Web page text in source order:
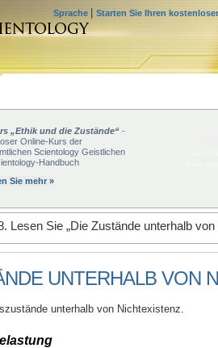
Sprache Starten Sie Ihren
„Ethik und die Zustände“ -
Online-Kurs der
Scientology Geistlichen
Handbuch
Sie mehr »
Lesen Sie „Die Zustände unterhalb
UNTERHALB VON
unterhalb von Nichtexistenz.